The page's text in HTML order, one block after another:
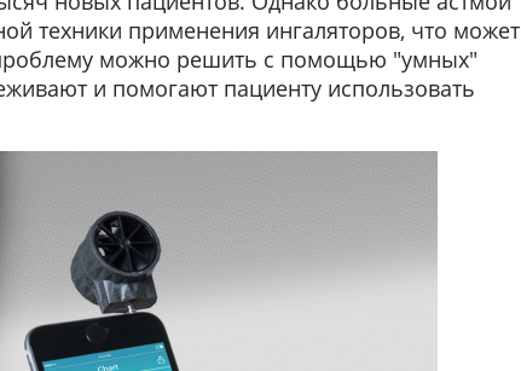
техники применения ингаляторов, что может
можно решить с помощью "умных"
и помогают пациенту использовать